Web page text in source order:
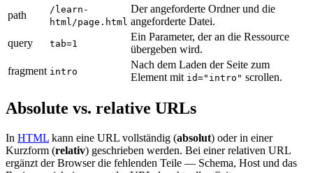
path
/learn-
html/page.html
Der angeforderte Ordner und die
angeforderte Datei.
query
tab=1
Ein Parameter, der an die Ressource
übergeben wird.
fragment intro
Nach dem Laden der Seite zum
Element mit id="intro" scrollen.
Absolute vs. relative URLs
In HTML kann eine URL vollständig (absolut) oder in einer
Kurzform (relativ) geschrieben werden. Bei einer relativen URL
ergänzt der Browser die fehlenden Teile — Schema, Host und das